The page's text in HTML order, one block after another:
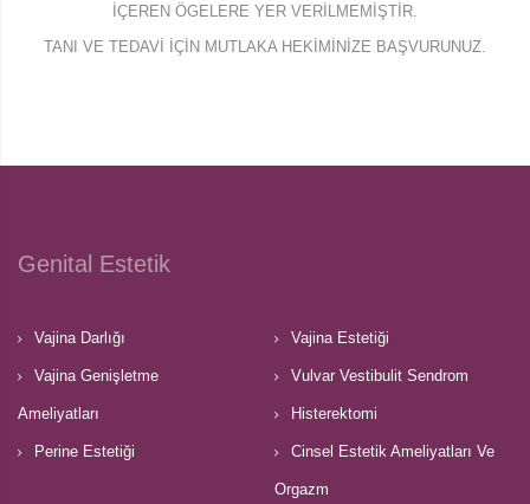
IÇEREN ÖGELERE YER VERILMEMIŞTIR.
TANI VE TEDAVI IÇIN MUTLAKA HEKIMINIZE BAŞVURUNUZ.
Genital Estetik
Vajina Darlığı Vajina Estetiği
Vajina Genişletme
Ameliyatları
Vulvar Vestibulit Sendrom
Histerektomi
Perine Estetiği Cinsel Estetik Ameliyatları Ve
Orgazm